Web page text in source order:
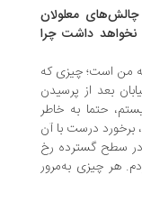
معلولان
داشت چرا
چیزی که
از پرسیدن
به خاطر
درست با آن
گسترده رخ
به‌مرور